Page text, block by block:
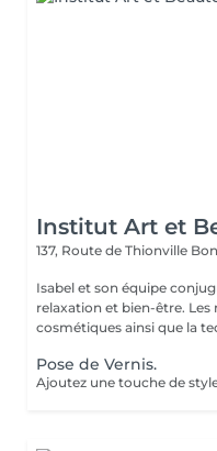
Institut Art et
137, Route de Thionville
Isabel et son équipe
relaxation et bien-être. Les meilleures marques esthétiques et
cosmétiques ainsi que la
Pose de Vernis.